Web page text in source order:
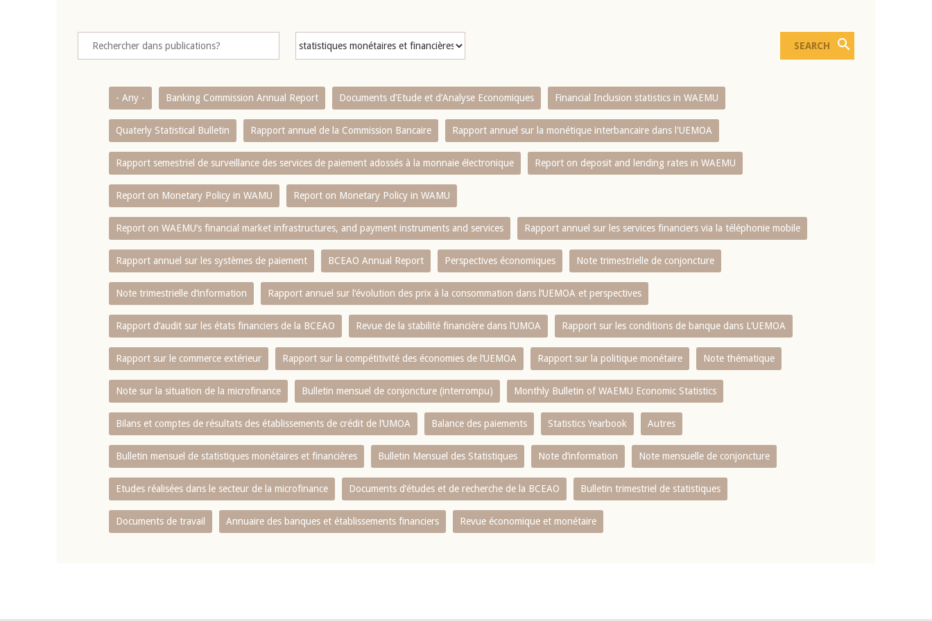
- Any - Banking Commission Annual Report Documents d’Etude et d’Analyse Economiques Financial Inclusion statistics in WAEMU
Quaterly Statistical Bulletin Rapport annuel de la Commission Bancaire Rapport annuel sur la monétique interbancaire dans l'UEMOA
Rapport semestriel de surveillance des services de paiement adossés à la monnaie électronique Report on deposit and lending rates in WAEMU
Report on Monetary Policy in WAMU Report on Monetary Policy in WAMU
Report on WAEMU’s financial market infrastructures, and payment instruments and services Rapport annuel sur les services financiers via la téléphonie mobile
Rapport annuel sur les systèmes de paiement BCEAO Annual Report Perspectives économiques Note trimestrielle de conjoncture
Note trimestrielle d‘information Rapport annuel sur l‘évolution des prix à la consommation dans l‘UEMOA et perspectives
Rapport d‘audit sur les états financiers de la BCEAO Revue de la stabilité financière dans l‘UMOA Rapport sur les conditions de banque dans L‘UEMOA
Rapport sur le commerce extérieur Rapport sur la compétitivité des économies de l‘UEMOA Rapport sur la politique monétaire Note thématique
Note sur la situation de la microfinance Bulletin mensuel de conjoncture (interrompu) Monthly Bulletin of WAEMU Economic Statistics
Bilans et comptes de résultats des établissements de crédit de l‘UMOA Balance des paiements Statistics Yearbook Autres
Bulletin mensuel de statistiques monétaires et financières Bulletin Mensuel des Statistiques Note d’information Note mensuelle de conjoncture
Etudes réalisées dans le secteur de la microfinance Documents d’études et de recherche de la BCEAO Bulletin trimestriel de statistiques
Documents de travail Annuaire des banques et établissements financiers Revue économique et monétaire